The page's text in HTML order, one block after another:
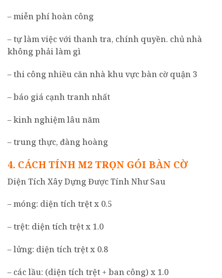
– miễn phí hoàn công
– tự làm việc với thanh tra, chính quyền. chủ nhà
không phải làm gì
– thi công nhiều căn nhà khu vực bàn cờ quận 3
– báo giá cạnh tranh nhất
– kinh nghiệm lâu năm
– trung thực, đàng hoàng
4. CÁCH TÍNH M2 TRỌN GÓI BÀN CỜ
Diện Tích Xây Dựng Được Tính Như Sau
– móng: diện tích trệt x 0.5
– trệt: diện tích trệt x 1.0
– lửng: diện tích trệt x 0.8
– các lầu: (diện tích trệt + ban công) x 1.0